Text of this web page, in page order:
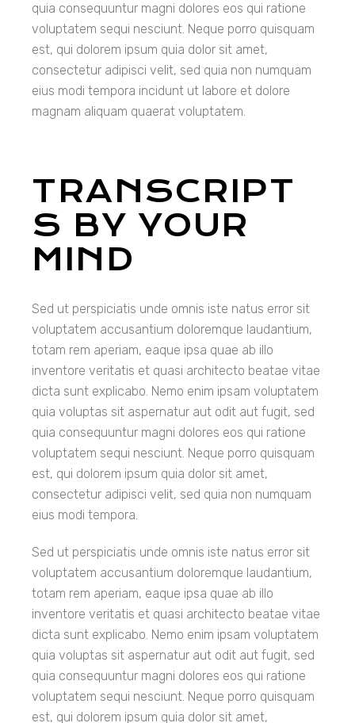
quia consequuntur magni dolores eos qui ratione
voluptatem sequi nesciunt. Neque porro quisquam
est, qui dolorem ipsum quia dolor sit amet,
consectetur adipisci velit, sed quia non numquam
eius modi tempora incidunt ut labore et dolore
magnam aliquam quaerat voluptatem.
TRANSCRIPT
S BY YOUR
MIND
Sed ut perspiciatis unde omnis iste natus error sit
voluptatem accusantium doloremque laudantium,
totam rem aperiam, eaque ipsa quae ab illo
inventore veritatis et quasi architecto beatae vitae
dicta sunt explicabo. Nemo enim ipsam voluptatem
quia voluptas sit aspernatur aut odit aut fugit, sed
quia consequuntur magni dolores eos qui ratione
voluptatem sequi nesciunt. Neque porro quisquam
est, qui dolorem ipsum quia dolor sit amet,
consectetur adipisci velit, sed quia non numquam
eius modi tempora.
Sed ut perspiciatis unde omnis iste natus error sit
voluptatem accusantium doloremque laudantium,
totam rem aperiam, eaque ipsa quae ab illo
inventore veritatis et quasi architecto beatae vitae
dicta sunt explicabo. Nemo enim ipsam voluptatem
quia voluptas sit aspernatur aut odit aut fugit, sed
quia consequuntur magni dolores eos qui ratione
voluptatem sequi nesciunt. Neque porro quisquam
est, qui dolorem ipsum quia dolor sit amet,